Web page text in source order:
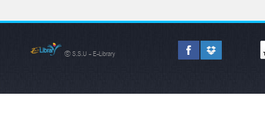
© S.S.U - E-Library